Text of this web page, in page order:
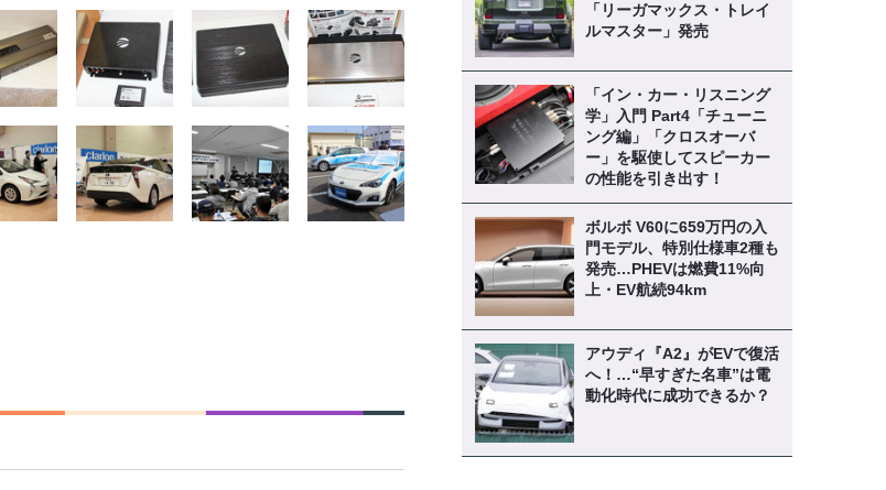
「リーガマックス・トレイ
ルマスター」発売
「イン・カー・リスニング
学」入門 Part4「チューニ
ング編」「クロスオーバ
ー」を駆使してスピーカー
の性能を引き出す！
ボルボ V60に659万円の入
門モデル、特別仕様車2種も
発売…PHEVは燃費11%向
上・EV航続94km
アウディ『A2』がEVで復活
へ！…“早すぎた名車”は電
動化時代に成功できるか？